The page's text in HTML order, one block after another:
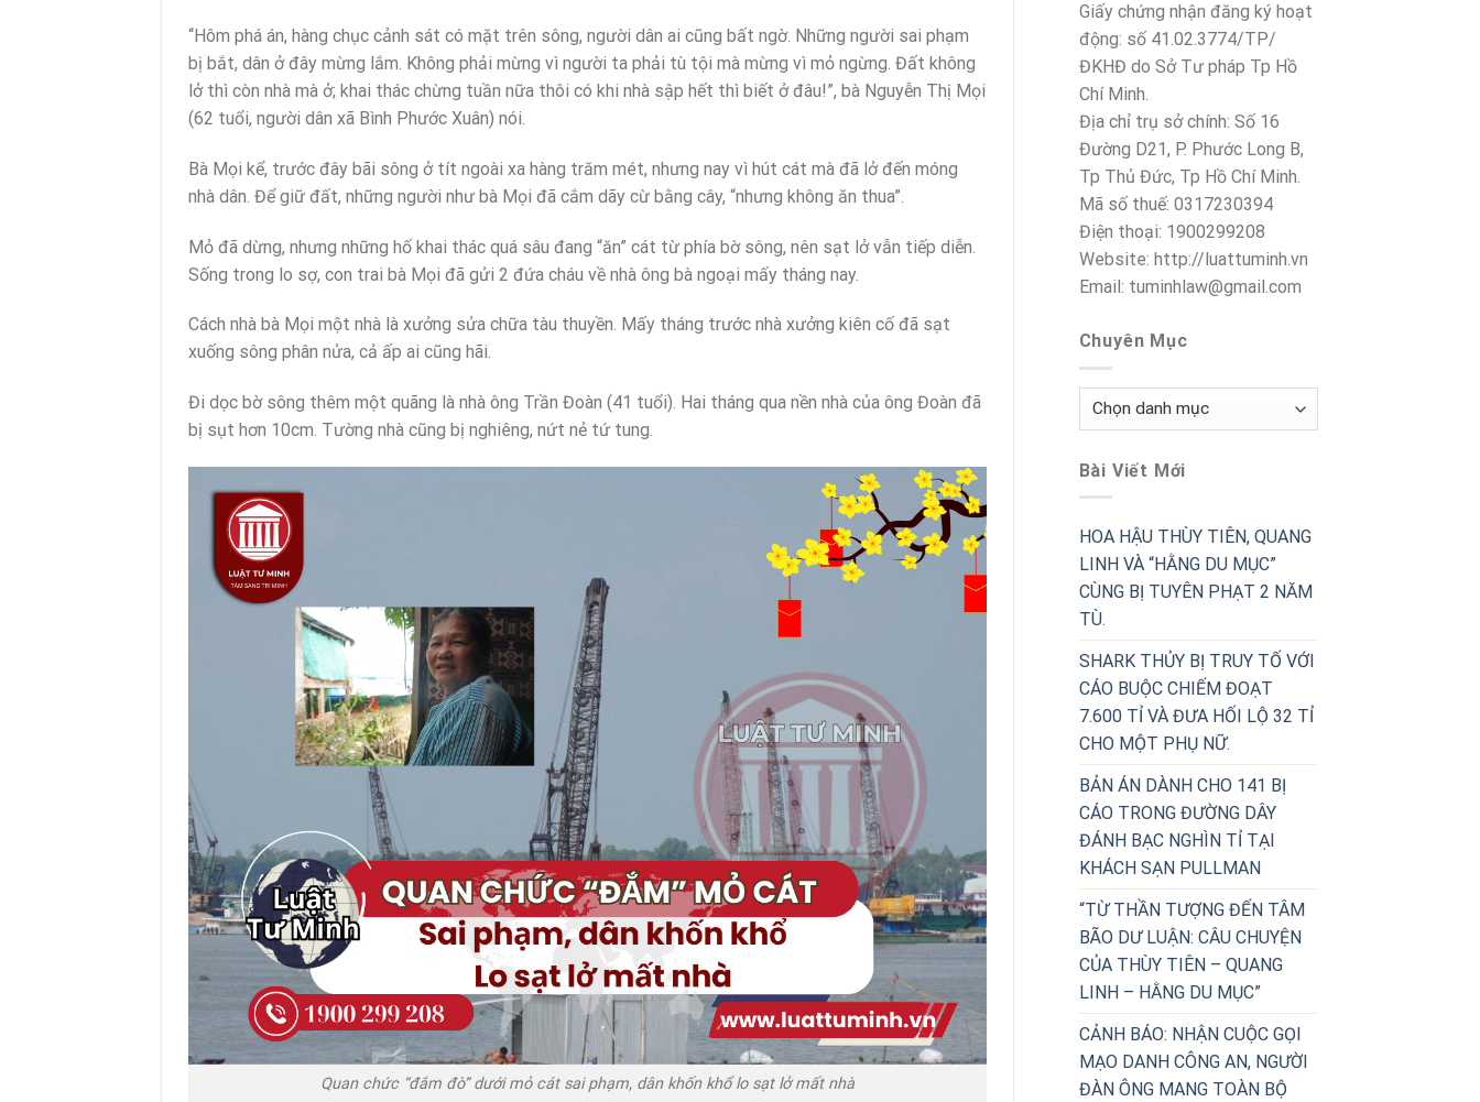
“Hôm phá án, hàng chục cảnh sát có mặt trên sông, người dân ai cũng bất ngờ. Những người sai phạm
bị bắt, dân ở đây mừng lắm. Không phải mừng vì người ta phải tù tội mà mừng vì mỏ ngừng. Đất không
lở thì còn nhà mà ở; khai thác chừng tuần nữa thôi có khi nhà sập hết thì biết ở đâu!”, bà Nguyễn Thị Mọi
(62 tuổi, người dân xã Bình Phước Xuân) nói.
Bà Mọi kể, trước đây bãi sông ở tít ngoài xa hàng trăm mét, nhưng nay vì hút cát mà đã lở đến móng
nhà dân. Để giữ đất, những người như bà Mọi đã cắm dãy cừ bằng cây, “nhưng không ăn thua”.
Mỏ đã dừng, nhưng những hố khai thác quá sâu đang “ăn” cát từ phía bờ sông, nên sạt lở vẫn tiếp diễn.
Sống trong lo sợ, con trai bà Mọi đã gửi 2 đứa cháu về nhà ông bà ngoại mấy tháng nay.
Cách nhà bà Mọi một nhà là xưởng sửa chữa tàu thuyền. Mấy tháng trước nhà xưởng kiên cố đã sạt
xuống sông phân nửa, cả ấp ai cũng hãi.
Đi dọc bờ sông thêm một quãng là nhà ông Trần Đoàn (41 tuổi). Hai tháng qua nền nhà của ông Đoàn đã
bị sụt hơn 10cm. Tường nhà cũng bị nghiêng, nứt nẻ tứ tung.
Quan chức “đắm đò” dưới mỏ cát sai phạm, dân khốn khổ lo sạt lở mất nhà
Giấy chứng nhận đăng ký hoạt
động: số 41.02.3774/TP/
ĐKHĐ do Sở Tư pháp Tp Hồ
Chí Minh.
Địa chỉ trụ sở chính: Số 16
Đường D21, P. Phước Long B,
Tp Thủ Đức, Tp Hồ Chí Minh.
Mã số thuế: 0317230394
Điện thoại: 1900299208
Website: http://luattuminh.vn
Email: tuminhlaw@gmail.com
Chuyên Mục
Chuyên
Bài Viết Mới
HOA HẬU THÙY TIÊN, QUANG
LINH VÀ “HẰNG DU MỤC”
CÙNG BỊ TUYÊN PHẠT 2 NĂM
TÙ.
SHARK THỦY BỊ TRUY TỐ VỚI
CÁO BUỘC CHIẾM ĐOẠT
7.600 TỈ VÀ ĐƯA HỐI LỘ 32 TỈ
CHO MỘT PHỤ NỮ.
BẢN ÁN DÀNH CHO 141 BỊ
CÁO TRONG ĐƯỜNG DÂY
ĐÁNH BẠC NGHÌN TỈ TẠI
KHÁCH SẠN PULLMAN
“TỪ THẦN TƯỢNG ĐẾN TÂM
BÃO DƯ LUẬN: CÂU CHUYỆN
CỦA THÙY TIÊN – QUANG
LINH – HẰNG DU MỤC”
CẢNH BÁO: NHẬN CUỘC GỌI
MẠO DANH CÔNG AN, NGƯỜI
ĐÀN ÔNG MANG TOÀN BỘ